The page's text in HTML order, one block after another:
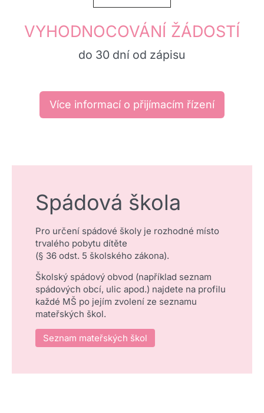
VYHODNOCOVÁNÍ ŽÁDOSTÍ
do 30 dní od zápisu
Více informací o přijímacím řízení
Spádová škola
Pro určení spádové školy je rozhodné místo
trvalého pobytu dítěte
(§ 36 odst. 5 školského zákona).
Školský spádový obvod (například seznam
spádových obcí, ulic apod.) najdete na profilu
každé MŠ po jejím zvolení ze seznamu
mateřských škol.
Seznam mateřských škol